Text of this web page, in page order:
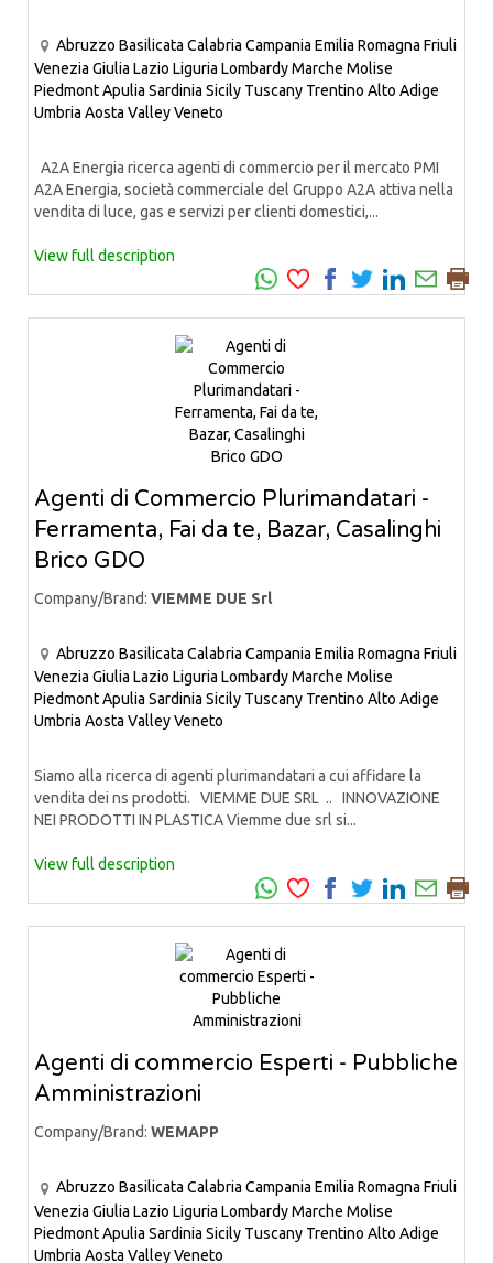
Abruzzo Basilicata Calabria Campania Emilia Romagna Friuli
Venezia Giulia Lazio Liguria LombardyMarche Molise
PiedmontApulia Sardinia Sicily Tuscany Trentino Alto Adige
Umbria Aosta ValleyVeneto
A2A Energia ricerca agenti di commercio per il mercato PMI
A2A Energia, società commerciale del Gruppo A2A attiva nella
vendita di luce, gas e servizi per clienti domestici,...
View full description
Agenti di Commercio Plurimandatari -
Ferramenta, Fai da te, Bazar, Casalinghi
Brico GDO
Company/Brand: VIEMME DUE Srl
Abruzzo Basilicata Calabria Campania Emilia Romagna Friuli
Venezia Giulia Lazio Liguria LombardyMarche Molise
PiedmontApulia Sardinia Sicily Tuscany Trentino Alto Adige
Umbria Aosta ValleyVeneto
Siamo alla ricerca di agenti plurimandatari a cui affidare la
vendita dei ns prodotti. VIEMME DUE SRL .. INNOVAZIONE
NEI PRODOTTI IN PLASTICA Viemme due srl si...
View full description
Agenti di commercio Esperti - Pubbliche
Amministrazioni
Company/Brand: WEMAPP
Abruzzo Basilicata Calabria Campania Emilia Romagna Friuli
Venezia Giulia Lazio Liguria LombardyMarche Molise
PiedmontApulia Sardinia Sicily Tuscany Trentino Alto Adige
Umbria Aosta ValleyVeneto